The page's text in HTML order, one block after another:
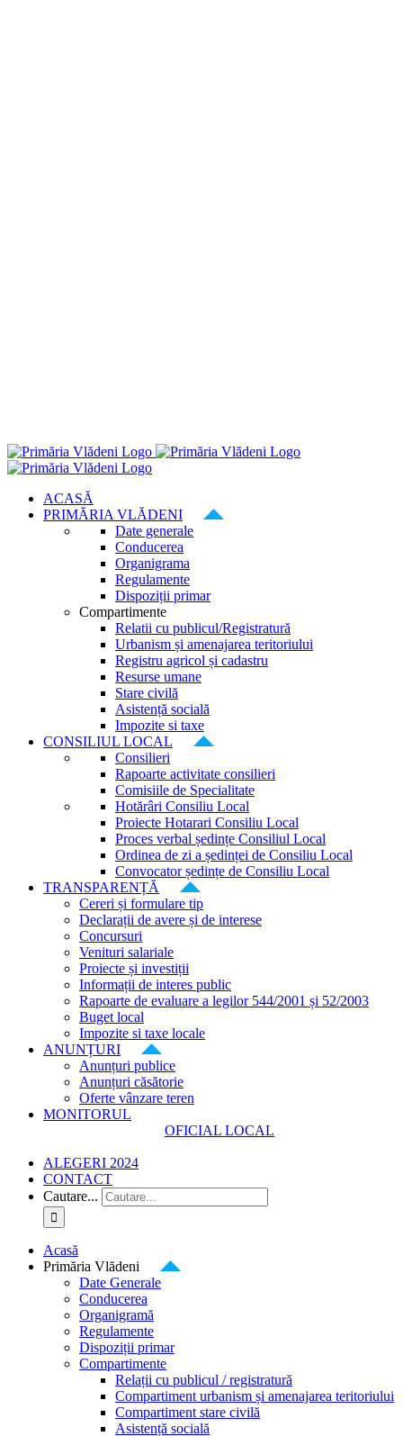
ACASĂ
PRIMĂRIA VLĂDENI
Date generale
Conducerea
Organigrama
Regulamente
Dispoziții primar
Compartimente
Relatii cu publicul/Registratură
Urbanism și amenajarea teritoriului
Registru agricol și cadastru
Resurse umane
Stare civilă
Asistență socială
Impozite si taxe
CONSILIUL LOCAL
Consilieri
Rapoarte activitate consilieri
Comisiile de Specialitate
Hotărâri Consiliu Local
Proiecte Hotarari Consiliu Local
Proces verbal ședințe Consiliul Local
Ordinea de zi a ședinței de Consiliu Local
Convocator ședințe de Consiliu Local
TRANSPARENȚĂ
Cereri și formulare tip
Declarații de avere și de interese
Concursuri
Venituri salariale
Proiecte și investiții
Informații de interes public
Rapoarte de evaluare a legilor 544/2001 și 52/2003
Buget local
Impozite si taxe locale
ANUNȚURI
Anunțuri publice
Anunțuri căsătorie
Oferte vânzare teren
MONITORUL
OFICIAL LOCAL
ALEGERI 2024
CONTACT
Cautare...
Acasă
Primăria Vlădeni
Date Generale
Conducerea
Organigramă
Regulamente
Dispoziții primar
Compartimente
Relații cu publicul / registratură
Compartiment urbanism și amenajarea teritoriului
Compartiment stare civilă
Asistență socială